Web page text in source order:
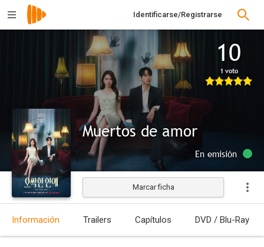
Identificarse/Registrarse
10
1 voto
Muertos de amor
En emisión
Marcar ficha
Información Trailers Capítulos DVD / Blu-Ray